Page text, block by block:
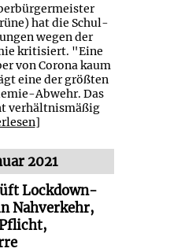
hat die Schul-
wegen der
kritisiert. "Eine
von Corona kaum
eine der größten
Abwehr. Das
verhältnismäßig
]
2021
Lockdown-
Nahverkehr,